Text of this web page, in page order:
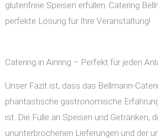
glutenfreie Speisen erfüllen. Catering
perfekte Lösung für Ihre Veranstaltung!
Catering in Ainring – Perfekt für jeden
Unser Fazit ist, dass das Bellmann-
phantastische gastronomische
ist. Die Fülle an Speisen und Getränken,
ununterbrochenen Lieferungen und der